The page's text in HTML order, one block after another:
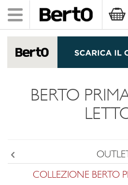
Toggle
navigation
BERTO
OUTLET
COLLEZIONE BERTO